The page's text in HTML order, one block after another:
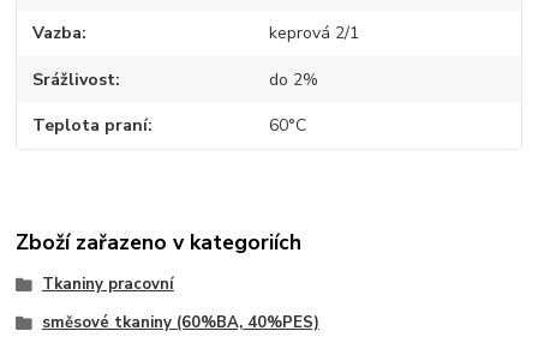
Vazba keprová 2/1
Srážlivost do 2%
Teplota praní 60°C
Zboží zařazeno v kategoriích
Tkaniny pracovní
směsové tkaniny (60%BA, 40%PES)